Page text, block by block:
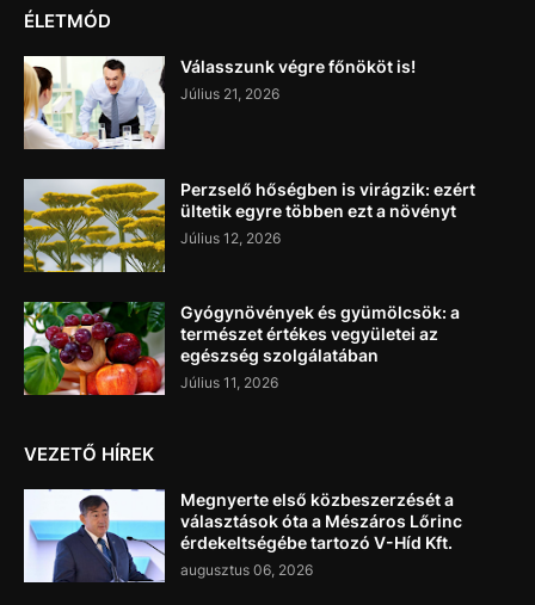
ÉLETMÓD
Válasszunk végre főnököt is!
Július 21, 2026
Perzselő hőségben is virágzik: ezért
ültetik egyre többen ezt a növényt
Július 12, 2026
Gyógynövények és gyümölcsök: a
természet értékes vegyületei az
egészség szolgálatában
Július 11, 2026
VEZETŐ HÍREK
Megnyerte első közbeszerzését a
választások óta a Mészáros Lőrinc
érdekeltségébe tartozó V-Híd Kft.
augusztus 06, 2026